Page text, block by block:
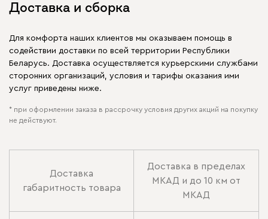
Доставка и сборка
Для комфорта наших клиентов мы оказываем помощь в
содействии доставки по всей территории Республики
Беларусь. Доставка осуществляется курьерскими службами
сторонних организаций, условия и тарифы оказания ими
услуг приведены ниже.
* при оформлении заказа в рассрочку условия других акций на покупку
не действуют.
Доставка
габаритность товара
Доставка в пределах
МКАД и до 10 км от
МКАД